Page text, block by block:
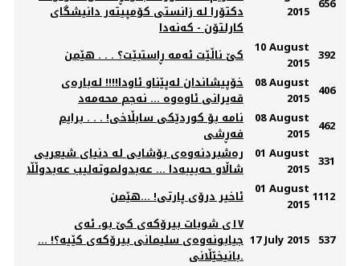
دکتۆرا لە زانستی کۆمپیتەر دانیشگای
کارلتۆن - کەنەدا
2015
كێ ناڵێت ئه‌مه ڕاستبێت؟ . . . هێمن 10 August
2015 392
خۆپیشاندان له‌پێناو ئاودا!!!! له‌باره‌ی
قه‌یرانی ئاوه‌وه‌ … نه‌جم محه‌مه‌د
08 August
2015 406
نامە بۆ کوردێکی سابڵاخی! . . . برایم
فەڕشی
08 August
2015 462
ره‌شبردنه‌وه‌ی بۆشایی له‌ دنیای شیعریی
شاڵاو حه‌بیبه‌دا ... عه‌بدولموته‌لیب عه‌بدوڵڵا
01 August
2015 331
ئاخير درۆى پارتى! ...هێمن 01 August
20151112
١٧ی شوبات بیرۆکەی کێ بو، ئەی
جیابونەوەی سلیمانی بیرۆکەی کێیە؟! ...
بانیخێڵانی.
17 July 2015 537